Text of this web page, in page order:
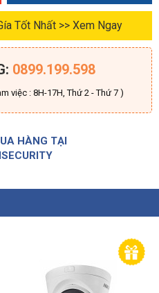
Tốt Nhất >> Xem Ngay
0899.199.598
việc : 8H-17H, Thứ 2 - Thứ 7 )
HÀNG TẠI